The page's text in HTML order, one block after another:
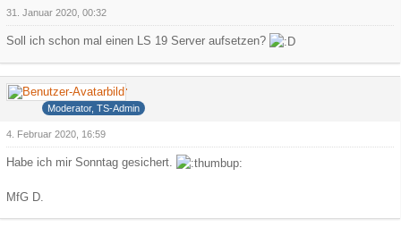
31. Januar 2020, 00:32
Soll ich schon mal einen LS 19 Server aufsetzen?
Deathdealer
Moderator, TS-Admin
4. Februar 2020, 16:59
Habe ich mir Sonntag gesichert.
MfG D.